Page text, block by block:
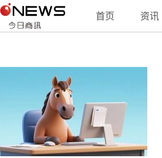
首页 资讯
投稿